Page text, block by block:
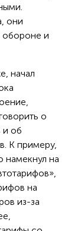
они
обороне и
начал
о
и об
К примеру,
намекнул на
на
из-за